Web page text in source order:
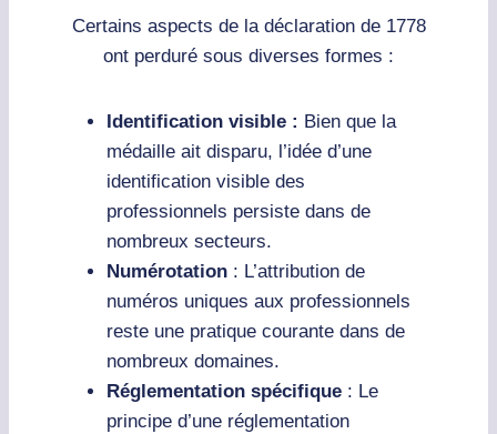
Certains aspects de la déclaration de 1778
ont perduré sous diverses formes :
Identification visible : Bien que la
médaille ait disparu, l’idée d’une
identification visible des
professionnels persiste dans de
nombreux secteurs.
Numérotation : L’attribution de
numéros uniques aux professionnels
reste une pratique courante dans de
nombreux domaines.
Réglementation spécifique : Le
principe d’une réglementation